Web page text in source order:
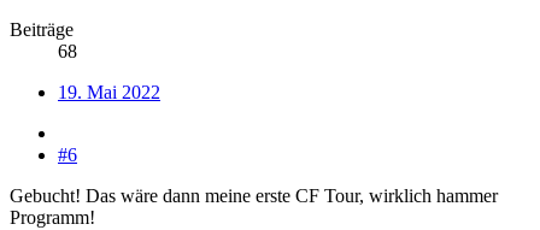
Beiträge
68
19. Mai 2022
#6
Gebucht! Das wäre dann meine erste CF Tour, wirklich hammer
Programm!